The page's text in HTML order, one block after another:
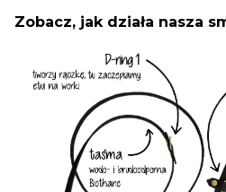
Zobacz, jak działa nasza